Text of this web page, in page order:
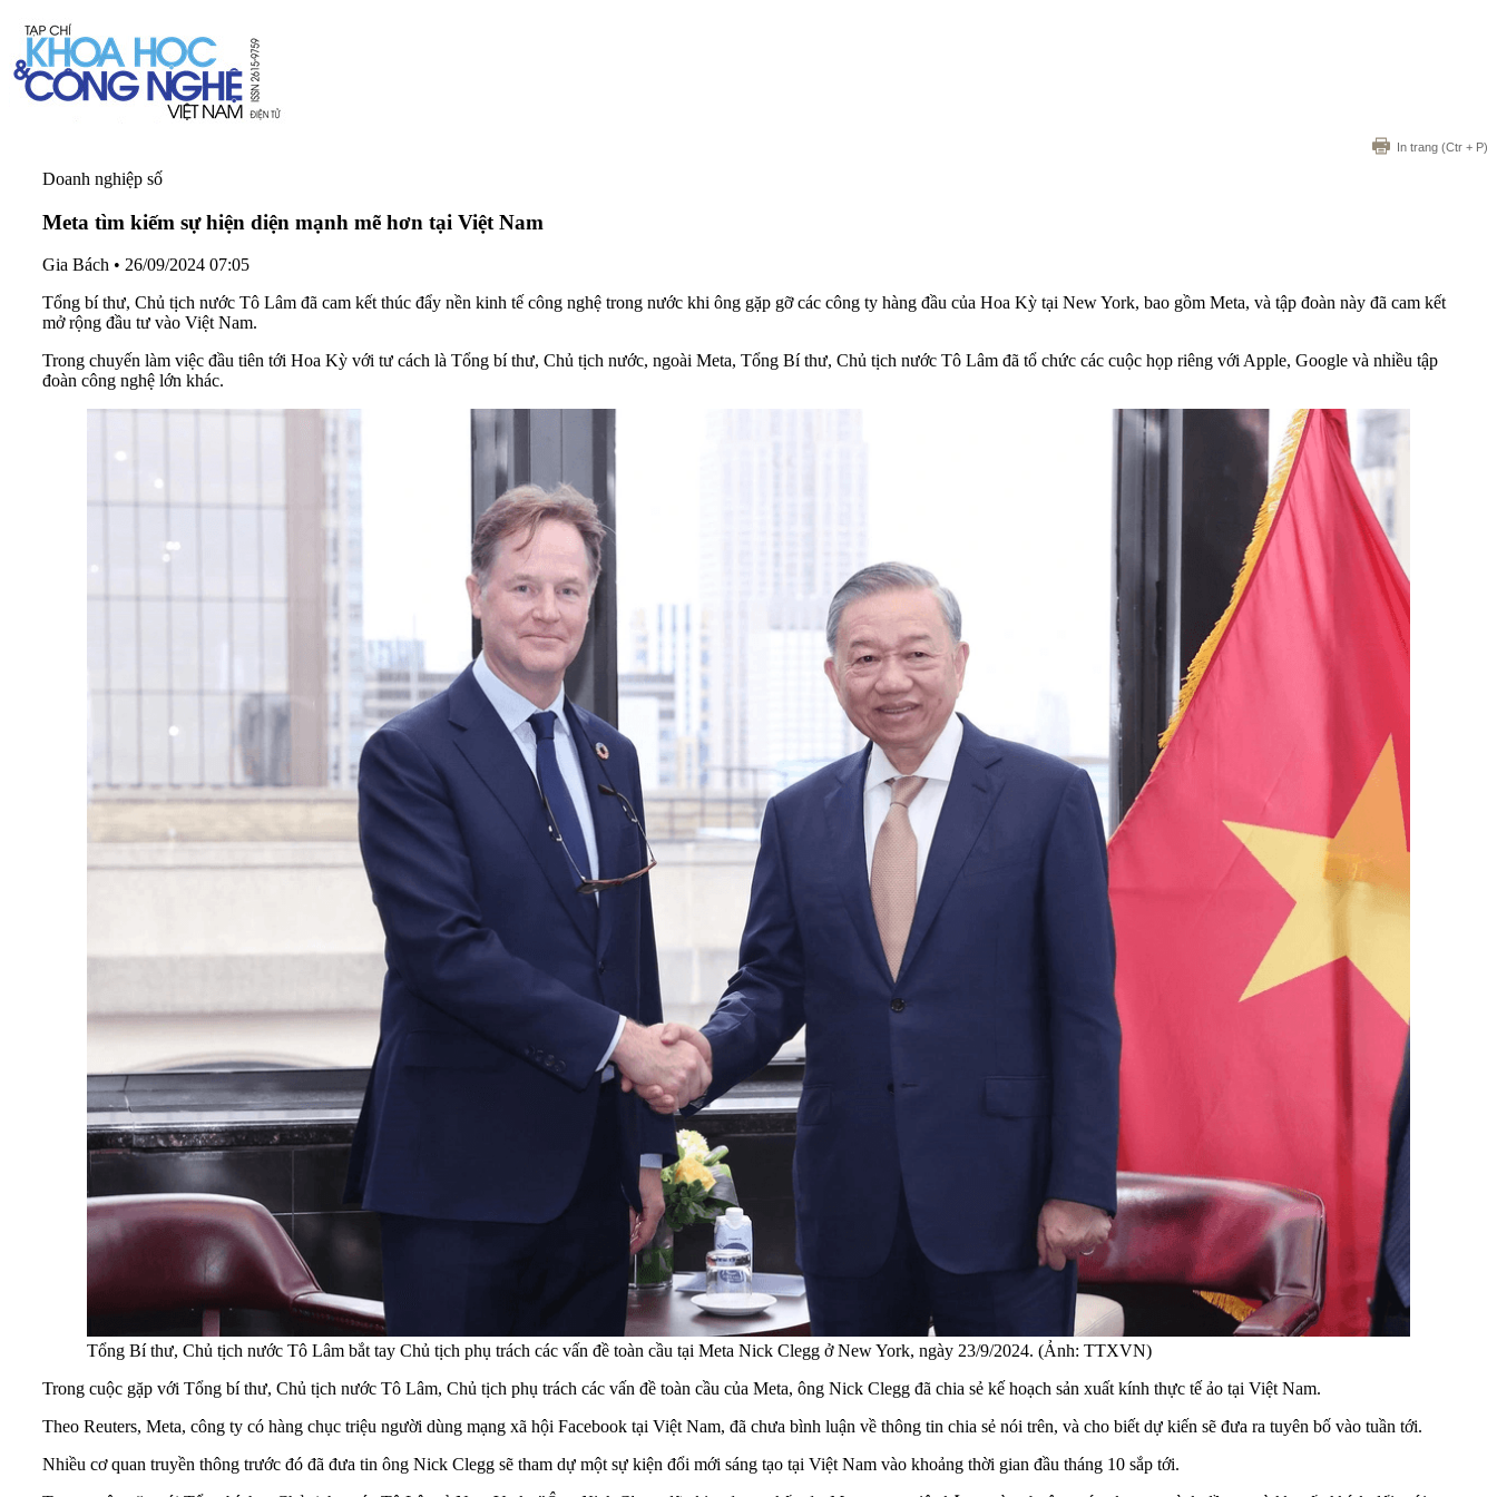
In trang (Ctr + P)
Doanh nghiệp số
Meta tìm kiếm sự hiện diện mạnh mẽ hơn tại Việt Nam
Gia Bách • 26/09/2024 07:05
Tổng bí thư, Chủ tịch nước Tô Lâm đã cam kết thúc đẩy nền kinh tế công nghệ trong nước khi ông gặp gỡ các công ty hàng đầu của Hoa Kỳ tại New York, bao gồm Meta, và tập đoàn này đã cam kết
mở rộng đầu tư vào Việt Nam.
Trong chuyến làm việc đầu tiên tới Hoa Kỳ với tư cách là Tổng bí thư, Chủ tịch nước, ngoài Meta, Tổng Bí thư, Chủ tịch nước Tô Lâm đã tổ chức các cuộc họp riêng với Apple, Google và nhiều tập
đoàn công nghệ lớn khác.
Tổng Bí thư, Chủ tịch nước Tô Lâm bắt tay Chủ tịch phụ trách các vấn đề toàn cầu tại Meta Nick Clegg ở New York, ngày 23/9/2024. (Ảnh: TTXVN)
Trong cuộc gặp với Tổng bí thư, Chủ tịch nước Tô Lâm, Chủ tịch phụ trách các vấn đề toàn cầu của Meta, ông Nick Clegg đã chia sẻ kế hoạch sản xuất kính thực tế ảo tại Việt Nam.
Theo Reuters, Meta, công ty có hàng chục triệu người dùng mạng xã hội Facebook tại Việt Nam, đã chưa bình luận về thông tin chia sẻ nói trên, và cho biết dự kiến ​​sẽ đưa ra tuyên bố vào tuần tới.
Nhiều cơ quan truyền thông trước đó đã đưa tin ông Nick Clegg sẽ tham dự một sự kiện đổi mới sáng tạo tại Việt Nam vào khoảng thời gian đầu tháng 10 sắp tới.